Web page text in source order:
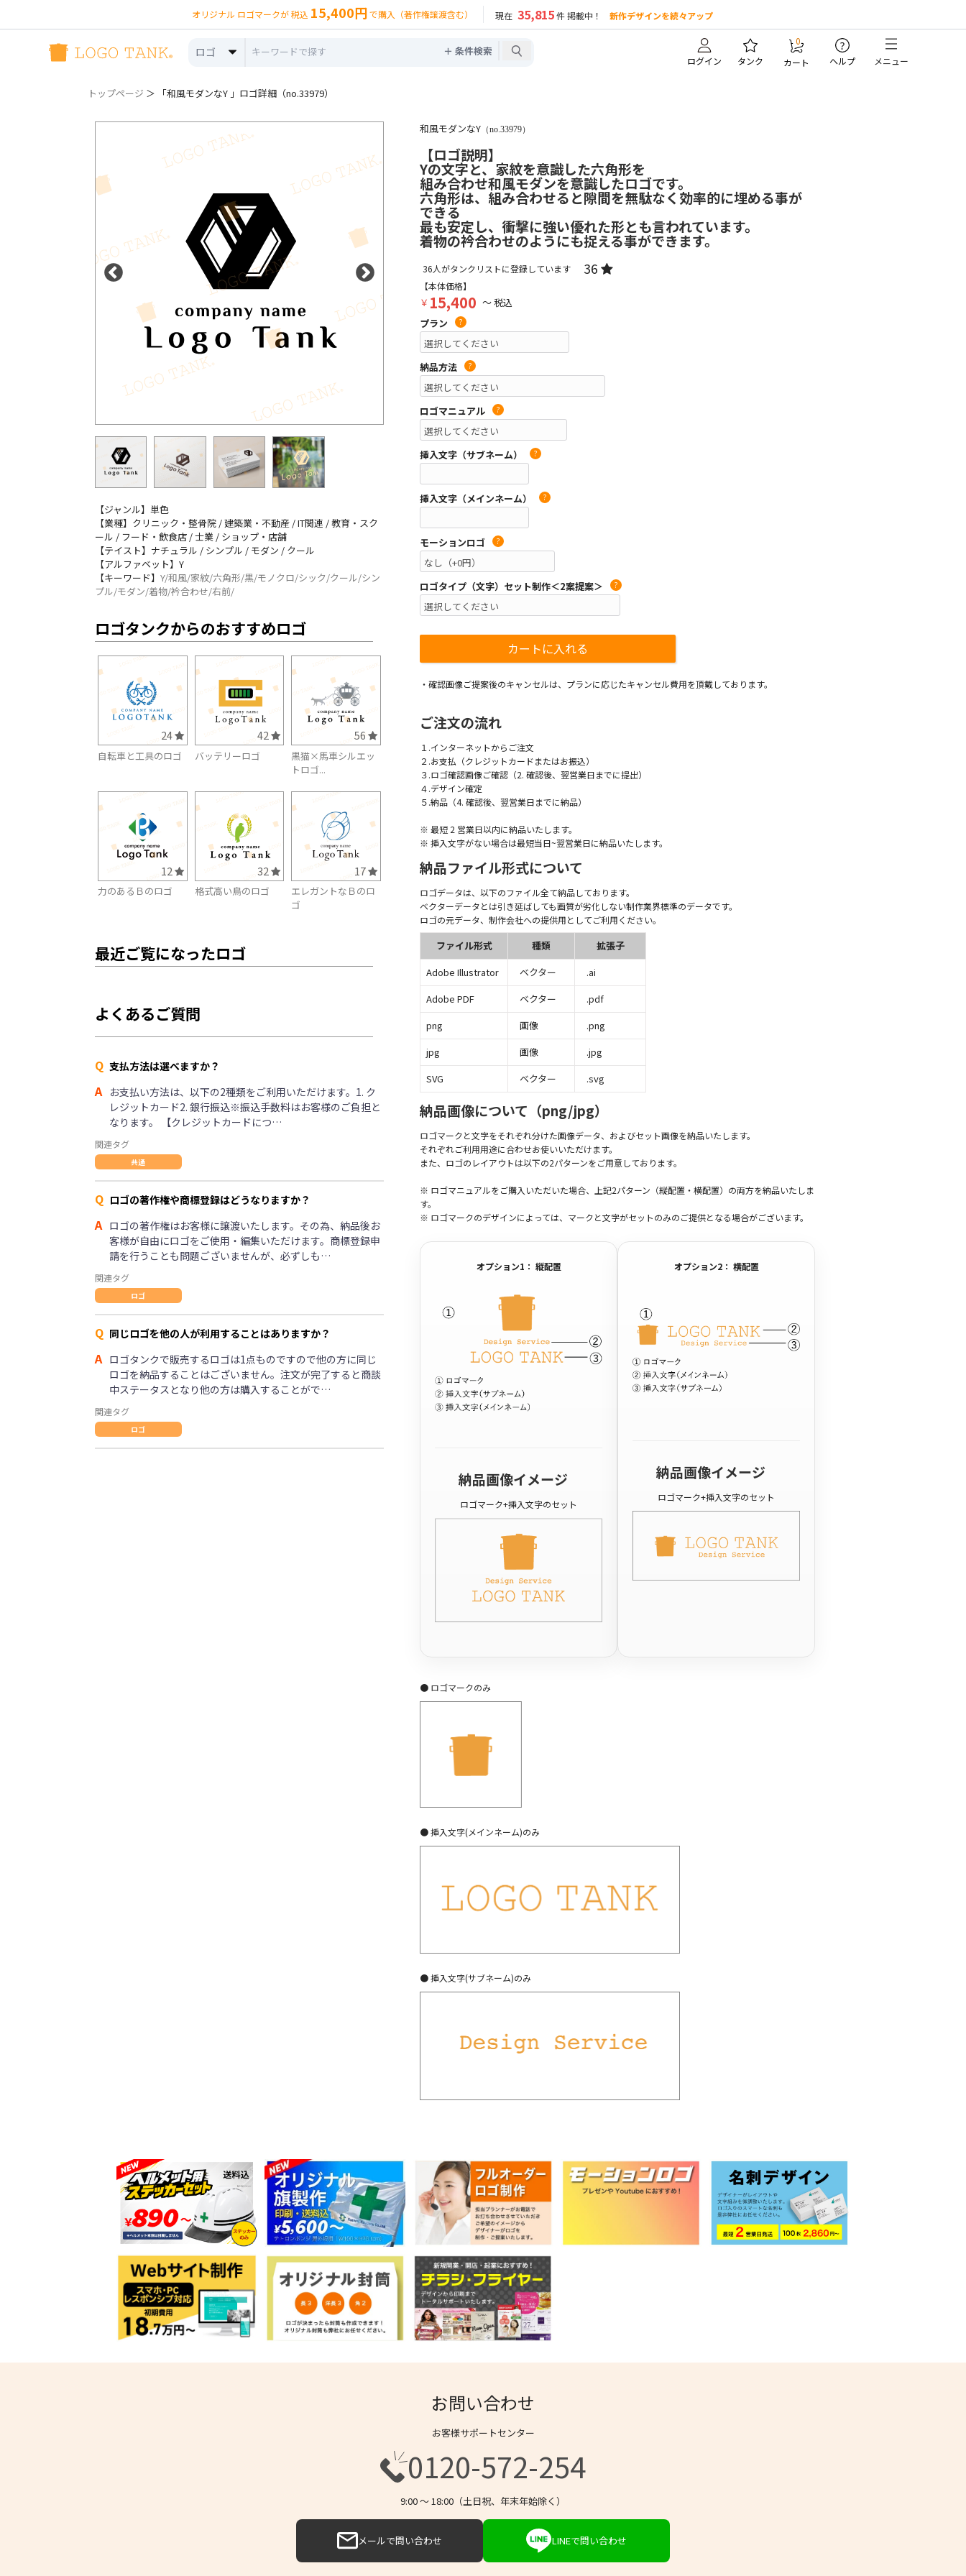
オリジナル ロゴマークが 税込 15,400円 で購入（著作権譲渡含む） 現在 35,815件 掲載中！ 新作デザインを続々アップ
ロゴ ＋ 条件検索
ログイン タンク
0
カート
?
ヘルプ メニュー
トップページ ＞ 「和風モダンなY 」ロゴ詳細（no.33979）
【ジャンル】単色
【業種】クリニック・整骨院 / 建築業・不動産 / IT関連 / 教育・スク
ール / フード・飲食店 / 士業 / ショップ・店舗
【テイスト】ナチュラル / シンプル / モダン / クール
【アルファベット】Y
【キーワード】 Y/和風/家紋/六角形/黒/モノクロ/シック/クール/シン
プル/モダン/着物/衿合わせ/右前/
ロゴタンクからのおすすめロゴ
24
自転車と工具のロゴ
42
バッテリーロゴ
56
黒猫×馬車シルエッ
トロゴ...
12
力のあるＢのロゴ
32
格式高い鳥のロゴ
17
エレガントなＢのロ
ゴ
最近ご覧になったロゴ
よくあるご質問
Q 支払方法は選べますか？
A お支払い方法は、以下の2種類をご利用いただけます。1. ク
レジットカード2. 銀行振込※振込手数料はお客様のご負担と
なります。 【クレジットカードにつ…
関連タグ
共通
Q ロゴの著作権や商標登録はどうなりますか？
A ロゴの著作権はお客様に譲渡いたします。その為、納品後お
客様が自由にロゴをご使用・編集いただけます。商標登録申
請を行うことも問題ございませんが、必ずしも…
関連タグ
ロゴ
Q 同じロゴを他の人が利用することはありますか？
A ロゴタンクで販売するロゴは1点ものですので他の方に同じ
ロゴを納品することはございません。注文が完了すると商談
中ステータスとなり他の方は購入することがで…
関連タグ
ロゴ
和風モダンなY （no.33979）
【ロゴ説明】
Yの文字と、家紋を意識した六角形を
組み合わせ和風モダンを意識したロゴです。
六角形は、組み合わせると隙間を無駄なく効率的に埋める事が
できる
最も安定し、衝撃に強い優れた形とも言われています。
着物の衿合わせのようにも捉える事ができます。
36人がタンクリストに登録しています 36
【本体価格】
￥ 15,400 ～ 税込
プラン
?
納品方法 ?
ロゴマニュアル ?
挿入文字（サブネーム） ?
挿入文字（メインネーム） ?
モーションロゴ ?
ロゴタイプ（文字）セット制作＜2案提案＞ ?
・確認画像ご提案後のキャンセルは、プランに応じたキャンセル費用を頂戴しております。
ご注文の流れ
１.インターネットからご注文
２.お支払（クレジットカードまたはお振込）
３.ロゴ確認画像ご確認（2. 確認後、翌営業日までに提出）
４.デザイン確定
５.納品（4. 確認後、翌営業日までに納品）
※ 最短 2 営業日以内に納品いたします。
※ 挿入文字がない場合は最短当日~翌営業日に納品いたします。
納品ファイル形式について
ロゴデータは、以下のファイル全て納品しております。
ベクターデータとは引き延ばしても画質が劣化しない制作業界標準のデータです。
ロゴの元データ、制作会社への提供用としてご利用ください。
ファイル形式 種類
拡張子
Adobe Illustrator
ベクター
.ai
Adobe PDF
ベクター
.pdf
png
画像
.png
jpg
画像
.jpg
SVG
ベクター .svg
納品画像について（png/jpg）
ロゴマークと文字をそれぞれ分けた画像データ、およびセット画像を納品いたします。
それぞれご利用用途に合わせお使いいただけます。
また、ロゴのレイアウトは以下の2パターンをご用意しております。
※ ロゴマニュアルをご購入いただいた場合、上記2パターン（縦配置・横配置）の両方を納品いたしま
す。
※ ロゴマークのデザインによっては、マークと文字がセットのみのご提供となる場合がございます。
オプション1： 縦配置
納品画像イメージ
ロゴマーク+挿入文字のセット
オプション2： 横配置
納品画像イメージ
ロゴマーク+挿入文字のセット
● ロゴマークのみ
● 挿入文字(メインネーム)のみ
● 挿入文字(サブネーム)のみ
お問い合わせ
お客様サポートセンター
0120-572-254
9:00 〜 18:00（土日祝、年末年始除く）
メールで問い合わせ LINEで問い合わせ